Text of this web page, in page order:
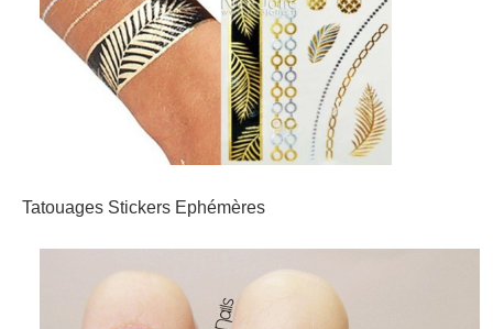
Tatouages Stickers Ephémères